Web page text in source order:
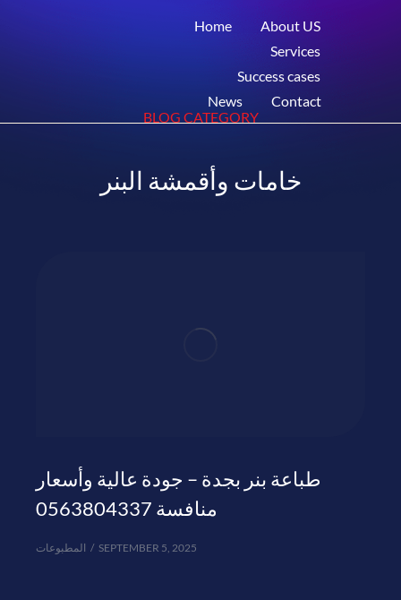
Home
About US
Services
Success cases
News
Contact
BLOG CATEGORY
خامات وأقمشة البنر
طباعة بنر بجدة – جودة عالية وأسعار
منافسة 0563804337
المطبوعات SEPTEMBER 5, 2025